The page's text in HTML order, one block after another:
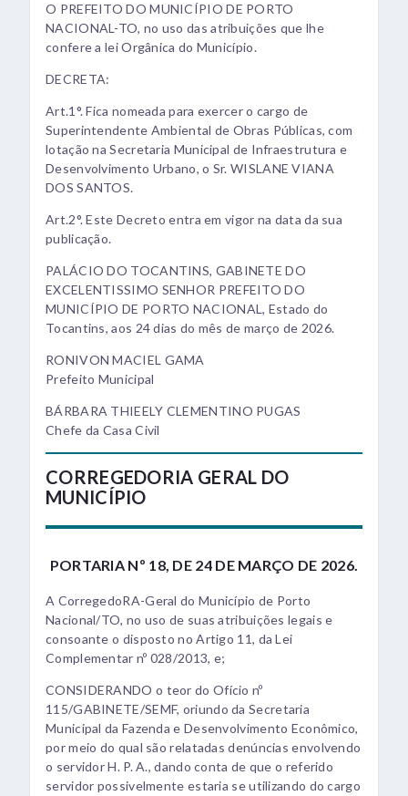
O PREFEITO DO MUNICÍPIO DE PORTO
NACIONAL-TO, no uso das atribuições que lhe
confere a lei Orgânica do Município.
DECRETA:
Art.1°. Fica nomeada para exercer o cargo de
Superintendente Ambiental de Obras Públicas, com
lotação na Secretaria Municipal de Infraestrutura e
Desenvolvimento Urbano, o Sr. WISLANE VIANA
DOS SANTOS.
Art.2°. Este Decreto entra em vigor na data da sua
publicação.
PALÁCIO DO TOCANTINS, GABINETE DO
EXCELENTISSIMO SENHOR PREFEITO DO
MUNICÍPIO DE PORTO NACIONAL, Estado do
Tocantins, aos 24 dias do mês de março de 2026.
RONIVON MACIEL GAMA
Prefeito Municipal
BÁRBARA THIEELY CLEMENTINO PUGAS
Chefe da Casa Civil
CORREGEDORIA GERAL DO
MUNICÍPIO
PORTARIA Nº 18, DE 24 DE MARÇO DE 2026.
A CorregedoRA-Geral do Município de Porto
Nacional/TO, no uso de suas atribuições legais e
consoante o disposto no Artigo 11, da Lei
Complementar nº 028/2013, e;
CONSIDERANDO o teor do Ofício nº
115/GABINETE/SEMF, oriundo da Secretaria
Municipal da Fazenda e Desenvolvimento Econômico,
por meio do qual são relatadas denúncias envolvendo
o servidor H. P. A., dando conta de que o referido
servidor possivelmente estaria se utilizando do cargo